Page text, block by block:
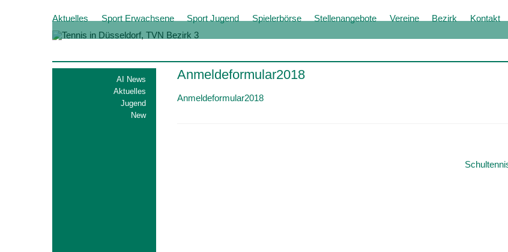
Aktuelles Sport Erwachsene Sport Jugend Spielerbörse Stellenangebote Vereine Bezirk Kontakt
AI News
Aktuelles
Jugend
New
Anmeldeformular2018
Anmeldeformular2018